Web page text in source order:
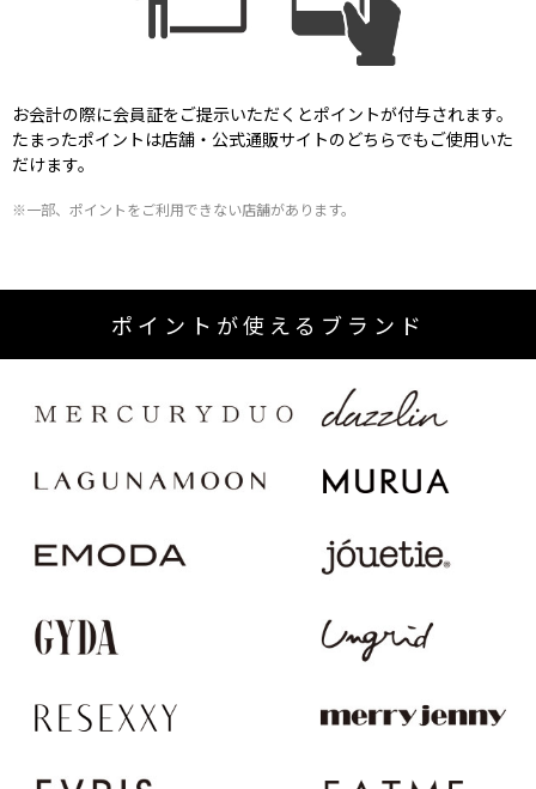
お会計の際に会員証をご提示いただくとポイントが付与されます。
たまったポイントは店舗・公式通販サイトのどちらでもご使用いた
だけます。
※一部、ポイントをご利用できない店舗があります。
ポイントが使えるブランド